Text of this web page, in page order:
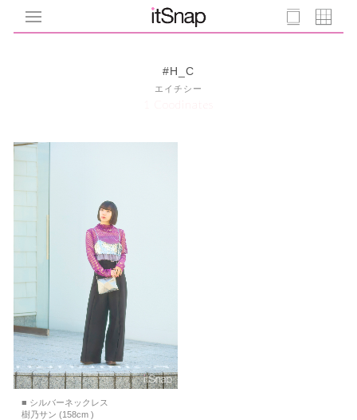
#H_C
エイチシー
1 Coodinates
■ シルバーネックレス
樹乃サン (158cm )